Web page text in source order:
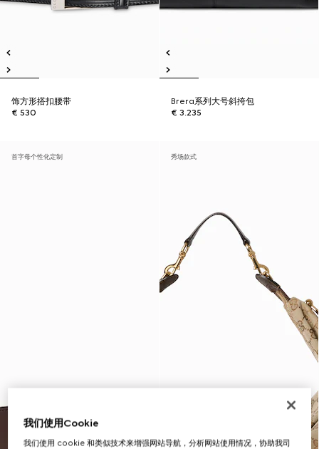
饰方形搭扣腰带
€ 530
Brera系列大号斜挎包
€ 3.235
首字母个性化定制 秀场款式
我们使用Cookie
我们使用 cookie 和类似技术来增强网站导航，分析网站使用情况，协助我司